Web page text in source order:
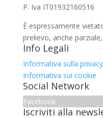
P. Iva IT01932160516
È espressamente
prelievo, anche
Info Legali
Informativa sulla privacy
Informativa sui cookie
Social Network
Facebook
Iscriviti alla